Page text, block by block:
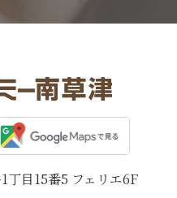
丁目15番5 フェリエ6F